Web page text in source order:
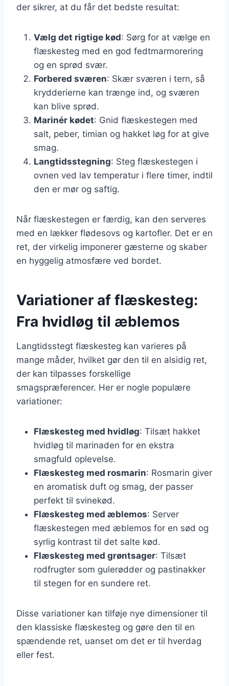
der sikrer, at du får det bedste resultat:
Vælg det rigtige kød: Sørg for at vælge en
flæskesteg med en god fedtmarmorering
og en sprød svær.
Forbered sværen: Skær sværen i tern, så
krydderierne kan trænge ind, og sværen
kan blive sprød.
Marinér kødet: Gnid flæskestegen med
salt, peber, timian og hakket løg for at give
smag.
Langtidsstegning: Steg flæskestegen i
ovnen ved lav temperatur i flere timer, indtil
den er mør og saftig.
Når flæskestegen er færdig, kan den serveres
med en lækker flødesovs og kartofler. Det er en
ret, der virkelig imponerer gæsterne og skaber
en hyggelig atmosfære ved bordet.
Variationer af flæskesteg:
Fra hvidløg til æblemos
Langtidsstegt flæskesteg kan varieres på
mange måder, hvilket gør den til en alsidig ret,
der kan tilpasses forskellige
smagspræferencer. Her er nogle populære
variationer:
Flæskesteg med hvidløg: Tilsæt hakket
hvidløg til marinaden for en ekstra
smagfuld oplevelse.
Flæskesteg med rosmarin: Rosmarin giver
en aromatisk duft og smag, der passer
perfekt til svinekød.
Flæskesteg med æblemos: Server
flæskestegen med æblemos for en sød og
syrlig kontrast til det salte kød.
Flæskesteg med grøntsager: Tilsæt
rodfrugter som gulerødder og pastinakker
til stegen for en sundere ret.
Disse variationer kan tilføje nye dimensioner til
den klassiske flæskesteg og gøre den til en
spændende ret, uanset om det er til hverdag
eller fest.